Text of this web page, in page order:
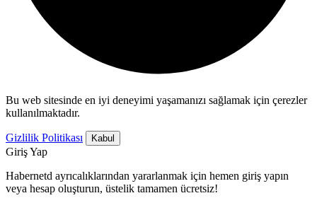
Bu web sitesinde en iyi deneyimi yaşamanızı sağlamak için çerezler
kullanılmaktadır.
Gizlilik Politikası Kabul
Giriş Yap
Habernetd ayrıcalıklarından yararlanmak için hemen giriş yapın
veya hesap oluşturun, üstelik tamamen ücretsiz!